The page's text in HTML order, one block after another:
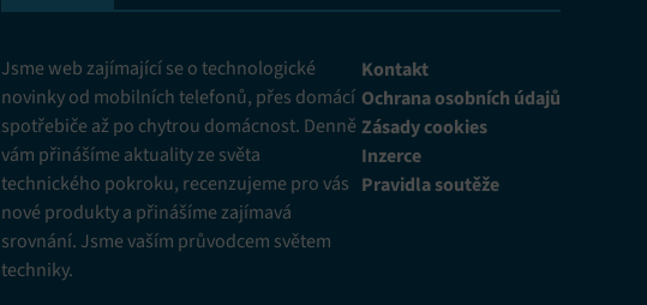
Jsme web zajímající se o technologické
novinky od mobilních telefonů, přes domácí
spotřebiče až po chytrou domácnost. Denně
vám přinášíme aktuality ze světa
technického pokroku, recenzujeme pro vás
nové produkty a přinášíme zajímavá
srovnání. Jsme vaším průvodcem světem
techniky.
Kontakt
Ochrana osobních údajů
Zásady cookies
Inzerce
Pravidla soutěže